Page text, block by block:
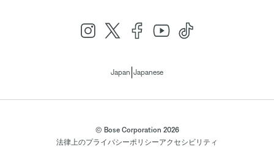
Japan Japanese
© Bose Corporation 2026
法律上のプライバシーポリシーアクセシビリティ